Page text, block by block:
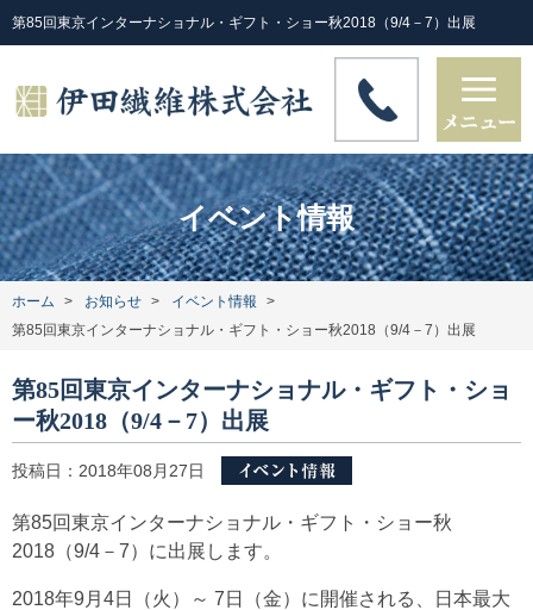
第85回東京インターナショナル・ギフト・ショー秋2018（9/4－7）出展
イベント情報
ホーム お知らせ
イベント情報
第85回東京インターナショナル・ギフト・ショー秋2018（9/4－7）出展
第85回東京インターナショナル・ギフト・ショ
ー秋2018（9/4－7）出展
投稿日：2018年08月27日
第85回東京インターナショナル・ギフト・ショー秋
2018（9/4－7）に出展します。
2018年9月4日（火）～ 7日（金）に開催される、日本最大